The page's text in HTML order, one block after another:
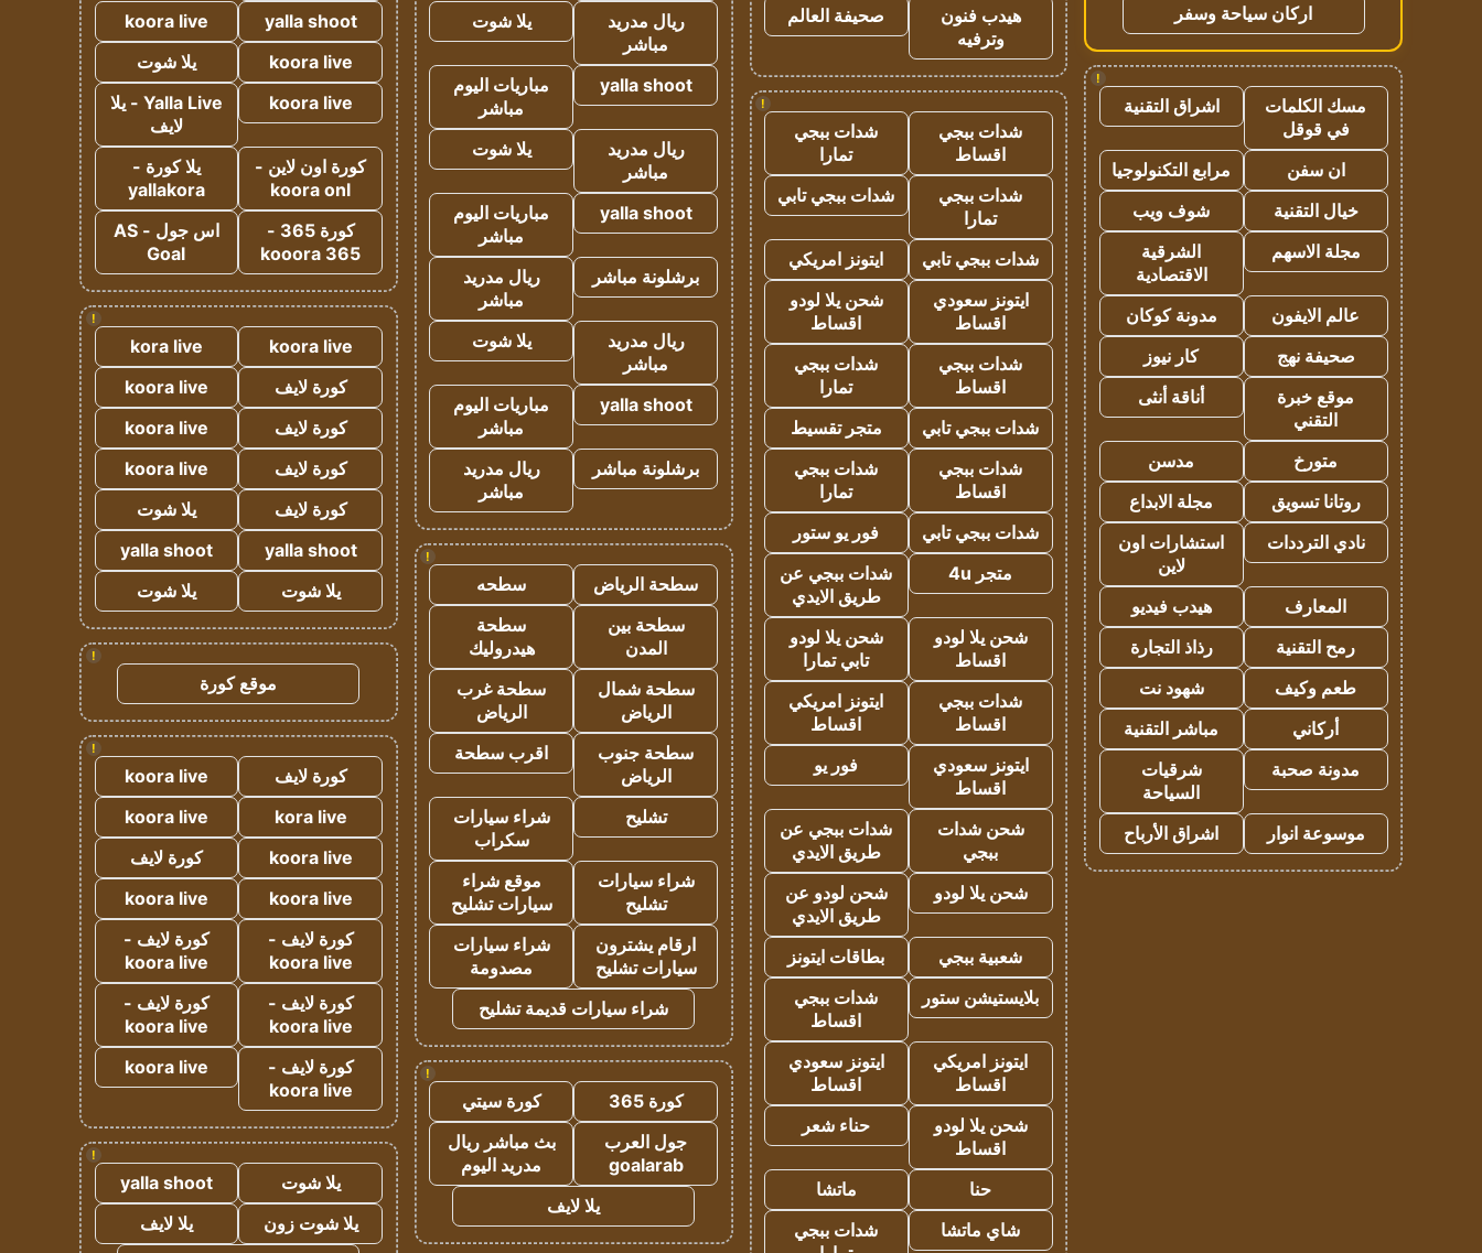
اركان سياحة وسفر
!
مسك الكلمات
في قوقل
اشراق التقنية
ان سفن
مرابع التكنولوجيا
خيال التقنية
شوف ويب
مجلة الاسهم
الشرقية
الاقتصادية
عالم الايفون
مدونة كوكان
صحيفة نهج
كار نيوز
موقع خبرة
التقني
أناقة أنثى
متورخ
مدسن
روتانا تسويق
مجلة الابداع
نادي الترددات
استشارات اون
لاين
المعارف
هيدب فيديو
رمح التقنية
رذاذ التجارة
طعم وكيف
شهود نت
أركاني
مباشر التقنية
مدونة صحبة
شرقيات
السياحة
موسوعة انوار
اشراق الأرباح
هيدب فنون
وترفيه
صحيفة العالم
!
شدات ببجي
اقساط
شدات ببجي
تمارا
شدات ببجي
تمارا
شدات ببجي تابي
شدات ببجي تابي
ايتونز امريكي
ايتونز سعودي
اقساط
شحن يلا لودو
اقساط
شدات ببجي
اقساط
شدات ببجي
تمارا
شدات ببجي تابي
متجر تقسيط
شدات ببجي
اقساط
شدات ببجي
تمارا
شدات ببجي تابي
فور يو ستور
متجر 4u
شدات ببجي عن
طريق الايدي
شحن يلا لودو
اقساط
شحن يلا لودو
تابي تمارا
شدات ببجي
اقساط
ايتونز امريكي
اقساط
ايتونز سعودي
اقساط
فور يو
شحن شدات
ببجي
شدات ببجي عن
طريق الايدي
شحن يلا لودو
شحن لودو عن
طريق الايدي
شعبية ببجي
بطاقات ايتونز
بلايستيشن ستور
شدات ببجي
اقساط
ايتونز امريكي
اقساط
ايتونز سعودي
اقساط
شحن يلا لودو
اقساط
حناء شعر
حنا
ماتشا
شاي ماتشا
شدات ببجي
ريال مدريد
مباشر
يلا شوت
yalla shoot
مباريات اليوم
مباشر
ريال مدريد
مباشر
يلا شوت
yalla shoot
مباريات اليوم
مباشر
برشلونة مباشر
ريال مدريد
مباشر
ريال مدريد
مباشر
يلا شوت
yalla shoot
مباريات اليوم
مباشر
برشلونة مباشر
ريال مدريد
مباشر
!
سطحة الرياض
سطحه
سطحة بين
المدن
سطحة
هيدروليك
سطحة شمال
الرياض
سطحة غرب
الرياض
سطحة جنوب
الرياض
اقرب سطحة
تشليح
شراء سيارات
سكراب
شراء سيارات
تشليح
موقع شراء
سيارات تشليح
ارقام يشترون
سيارات تشليح
شراء سيارات
مصدومة
شراء سيارات قديمة تشليح
!
كورة 365
كورة سيتي
جول العرب
goalarab
بث مباشر ريال
مدريد اليوم
يلا لايف
yalla shoot
koora live
koora live
يلا شوت
koora live
Yalla Live - يلا
لايف
كورة اون لاين -
koora onl
يلا كورة -
yallakora
كورة 365 -
kooora 365
اس جول - AS
Goal
!
koora live
kora live
كورة لايف
koora live
كورة لايف
koora live
كورة لايف
koora live
كورة لايف
يلا شوت
yalla shoot
yalla shoot
يلا شوت
يلا شوت
!
موقع كورة
!
كورة لايف
koora live
kora live
koora live
koora live
كورة لايف
koora live
koora live
كورة لايف -
koora live
كورة لايف -
koora live
كورة لايف -
koora live
كورة لايف -
koora live
كورة لايف -
koora live
koora live
!
يلا شوت
yalla shoot
يلا شوت زون
يلا لايف